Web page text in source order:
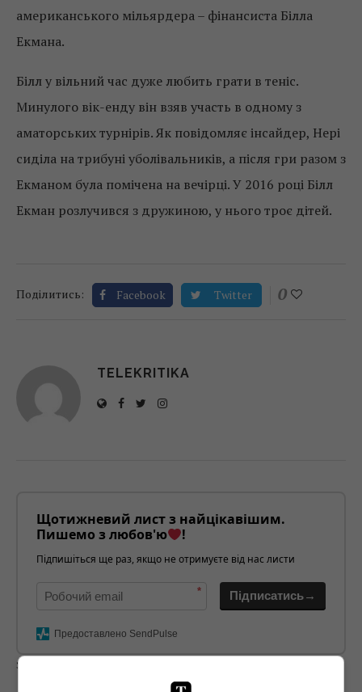
американського мільярдера – фінансиста Білла
Екмана.
Білл у вільний час дуже любить грати в теніс.
Минулого вік-енду він взяв участь в одному з
аматорських турнірів. Як повідомляє інсайдер, Нері
сиділа на трибуні уболівальників, а після гри разом з
Екманом була помічена на вечірці. У 2016 році Білл
Екман розлучився з дружиною, у нього троє дітей.
Поділитись: Facebook Twitter 0
TELEKRITIKA
Щотижневий лист з найцікавішим.
Пишемо з любов'ю
!
Підпишіться ще раз, якщо не отримуєте від нас листи
* Підписатись→
Предоставлено SendPulse
загрузка...